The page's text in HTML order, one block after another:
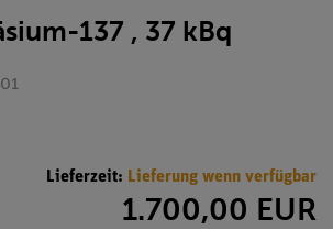
137 , 37 kBq
Lieferzeit: Lieferung wenn verfügbar
1.700,00 EUR